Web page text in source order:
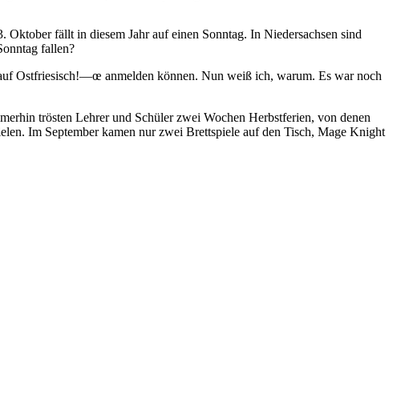
fällt in diesem Jahr auf einen Sonntag. In Niedersachsen sind
fallen?
Ostfriesisch!—œ anmelden können. Nun weiß ich, warum. Es war noch
trösten Lehrer und Schüler zwei Wochen Herbstferien, von denen
Im September kamen nur zwei Brettspiele auf den Tisch, Mage Knight